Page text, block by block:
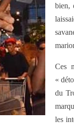
bien,
Ces
«
du
les